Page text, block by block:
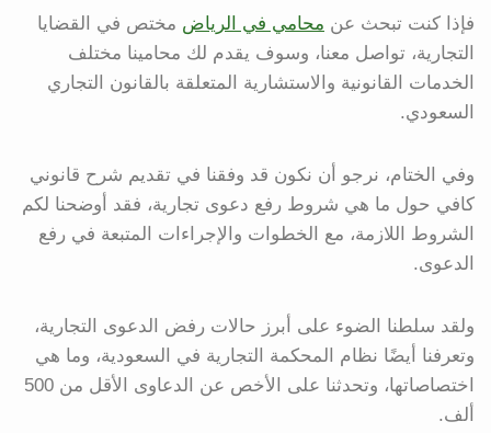
فإذا كنت تبحث عن محامي في الرياض مختص في القضايا
التجارية، تواصل معنا، وسوف يقدم لك محامينا مختلف
الخدمات القانونية والاستشارية المتعلقة بالقانون التجاري
السعودي.
وفي الختام، نرجو أن نكون قد وفقنا في تقديم شرح قانوني
كافي حول ما هي شروط رفع دعوى تجارية، فقد أوضحنا لكم
الشروط اللازمة، مع الخطوات والإجراءات المتبعة في رفع
الدعوى.
ولقد سلطنا الضوء على أبرز حالات رفض الدعوى التجارية،
وتعرفنا أيضًا نظام المحكمة التجارية في السعودية، وما هي
اختصاصاتها، وتحدثنا على الأخص عن الدعاوى الأقل من 500
ألف.